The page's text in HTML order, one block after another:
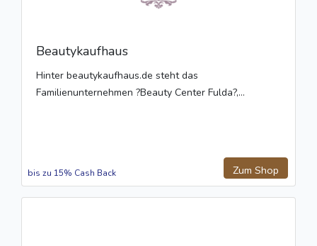
Beautykaufhaus
Hinter beautykaufhaus.de steht das
Familienunternehmen ?Beauty Center Fulda?,...
Zum Shop
bis zu 15% Cash Back